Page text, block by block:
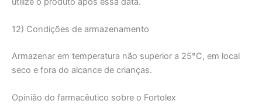
12) Condições de armazenamento
Armazenar em temperatura não superior a 25°C, em local
seco e fora do alcance de crianças.
Opinião do farmacêutico sobre o Fortolex